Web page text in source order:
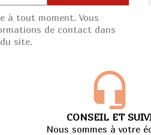
à tout moment. Vous
de contact dans
site.
CONSEIL ET
Nous sommes à votre